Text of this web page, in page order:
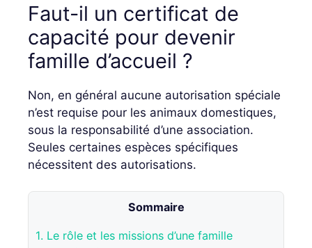
Faut-il un certificat de
capacité pour devenir
famille d’accueil ?
Non, en général aucune autorisation spéciale
n’est requise pour les animaux domestiques,
sous la responsabilité d’une association.
Seules certaines espèces spécifiques
nécessitent des autorisations.
Sommaire
1. Le rôle et les missions d’une famille